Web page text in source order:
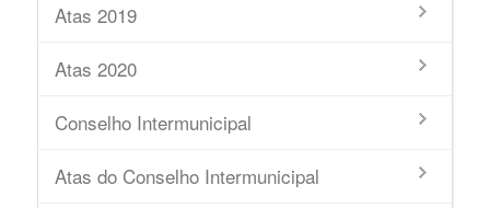
Atas 2019
Atas 2020
Conselho Intermunicipal
Atas do Conselho Intermunicipal